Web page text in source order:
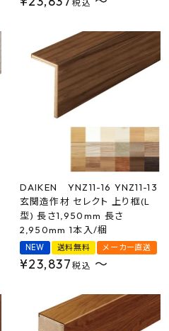
税込
DAIKEN YNZ11-16 YNZ11-13
玄関造作材 セレクト 上り框(L
型) 長さ1,950mm 長さ
2,950mm 1本入/梱
NEW 送料無料 メーカー直送
¥23,837税込 〜